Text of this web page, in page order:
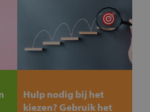
Hulp nodig bij het
kiezen? Gebruik het